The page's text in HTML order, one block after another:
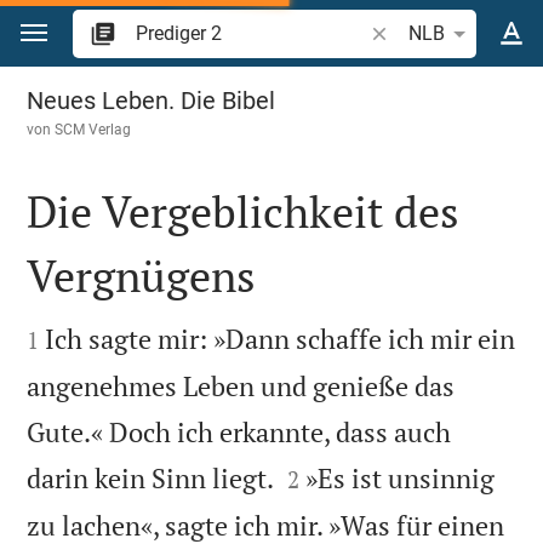
Zum Inhalt springen
Bibelstelle oder
NLB
Prediger 2
Neues Leben. Die Bibel
vonSCM Verlag

Die Vergeblichkeit des
Vergnügens

1 Ich sagte mir: »Dann schaffe ich mir ein
angenehmes Leben und genieße das
Gute.« Doch ich erkannte, dass auch
darin kein Sinn liegt. 

2 »Es ist unsinnig
zu lachen«, sagte ich mir. »Was für einen